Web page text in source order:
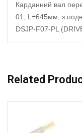
Карданний вал
01, L=645мм, з
DSJP-F07-PL
Related